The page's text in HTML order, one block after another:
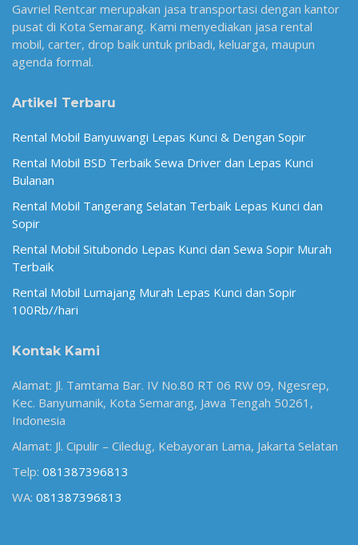
Gavriel Rentcar merupakan jasa transportasi dengan kantor
pusat di Kota Semarang. Kami menyediakan jasa rental
mobil, carter, drop baik untuk pribadi, keluarga, maupun
agenda formal.
Artikel Terbaru
Rental Mobil Banyuwangi Lepas Kunci & Dengan Sopir
Rental Mobil BSD Terbaik Sewa Driver dan Lepas Kunci
Bulanan
Rental Mobil Tangerang Selatan Terbaik Lepas Kunci dan
Sopir
Rental Mobil Situbondo Lepas Kunci dan Sewa Sopir Murah
Terbaik
Rental Mobil Lumajang Murah Lepas Kunci dan Sopir
100Rb//hari
Kontak Kami
Alamat: Jl. Tamtama Bar. IV No.80 RT 06 RW 09, Ngesrep,
Kec. Banyumanik, Kota Semarang, Jawa Tengah 50261,
Indonesia
Alamat: Jl. Cipulir – Ciledug, Kebayoran Lama, Jakarta Selatan
Telp: 081387396813
WA: 081387396813